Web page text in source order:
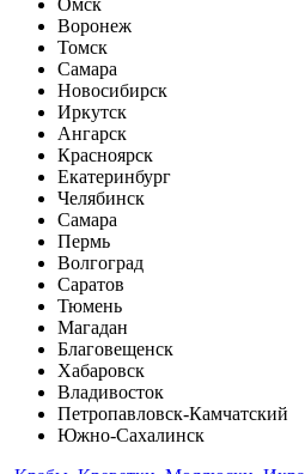
Омск
Воронеж
Томск
Самара
Новосибирск
Иркутск
Ангарск
Красноярск
Екатеринбург
Челябинск
Самара
Пермь
Волгоград
Саратов
Тюмень
Магадан
Благовещенск
Хабаровск
Владивосток
Петропавловск-Камчатский
Южно-Сахалинск